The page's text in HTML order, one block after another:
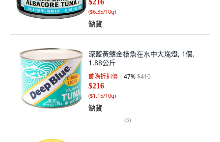
$216
($6.35/10g)
缺貨
深藍黃鰭金槍魚在水中大塊燈, 1個,
1.88公斤
首購折扣價 47%$410
$216
($1.15/10g)
缺貨
(3)